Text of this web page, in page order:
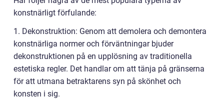
konstnärligt förfulande:
1. Dekonstruktion: Genom att demolera och demontera
konstnärliga normer och förväntningar bjuder
dekonstruktionen på en upplösning av traditionella
estetiska regler. Det handlar om att tänja på gränserna
för att utmana betraktarens syn på skönhet och
konsten i sig.